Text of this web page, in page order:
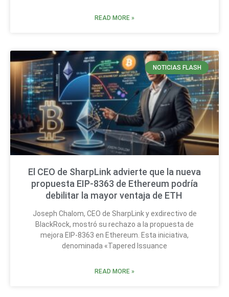
READ MORE »
NOTICIAS FLASH
El CEO de SharpLink advierte que la nueva
propuesta EIP-8363 de Ethereum podría
debilitar la mayor ventaja de ETH
Joseph Chalom, CEO de SharpLink y exdirectivo de
BlackRock, mostró su rechazo a la propuesta de
mejora EIP-8363 en Ethereum. Esta iniciativa,
denominada «Tapered Issuance
READ MORE »